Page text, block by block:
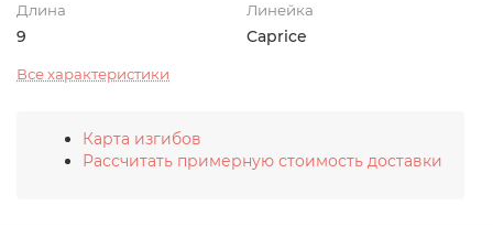
Длина
9
Линейка
Caprice
Все характеристики
Карта изгибов
Рассчитать примерную стоимость доставки